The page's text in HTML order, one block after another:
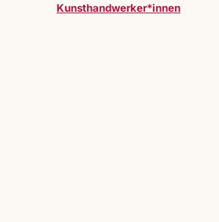
Kunsthandwerker*innen